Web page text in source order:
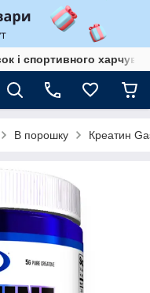
і спортивного
В порошку Креатин